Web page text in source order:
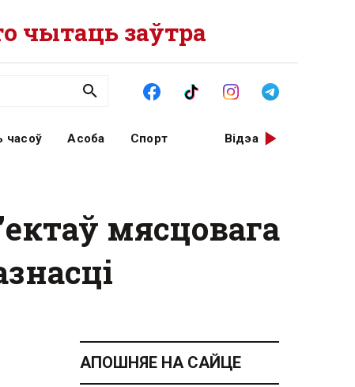
чытаць заўтра
часоў Асоба Спорт Відэа
мясцовага
АПОШНЯЕ НА САЙЦЕ